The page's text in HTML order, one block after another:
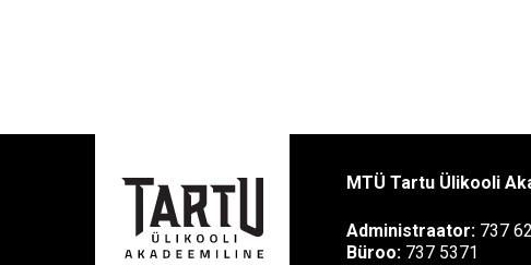
MTÜ Tartu Ülikooli
Administraator: 737
Büroo: 737 5371